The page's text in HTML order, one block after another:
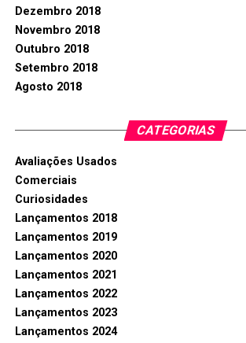
Dezembro 2018
Novembro 2018
Outubro 2018
Setembro 2018
Agosto 2018
CATEGORIAS
Avaliações Usados
Comerciais
Curiosidades
Lançamentos 2018
Lançamentos 2019
Lançamentos 2020
Lançamentos 2021
Lançamentos 2022
Lançamentos 2023
Lançamentos 2024